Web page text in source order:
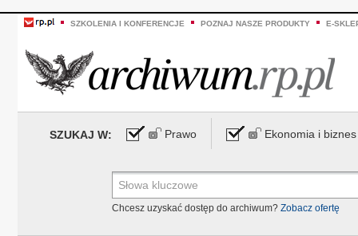
SZKOLENIA I KONFERENCJE POZNAJ NASZE PRODUKTY E-
SZUKAJ W: Prawo Ekonomia i biznes
Chcesz uzyskać dostęp do archiwum? Zobacz ofertę